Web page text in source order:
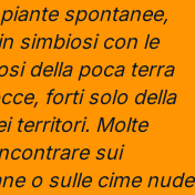
spontanee,
simbiosi con le
della poca terra
forti solo della
territori. Molte
sui
o sulle cime nude